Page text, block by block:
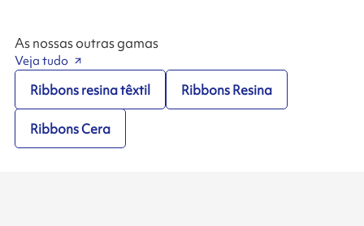
As nossas outras gamas
Veja tudo
Ribbons resina têxtil Ribbons Resina
Ribbons Cera